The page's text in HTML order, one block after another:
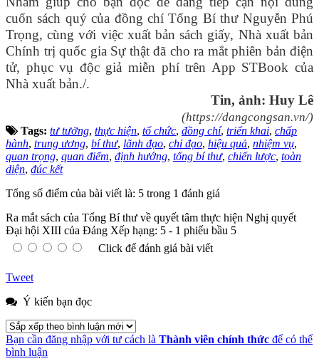
cuốn sách quý của đồng chí Tổng Bí thư Nguyễn Phú
Trọng, cùng với việc xuất bản sách giấy, Nhà xuất bản
Chính trị quốc gia Sự thật đã cho ra mắt phiên bản điện
tử, phục vụ độc giả miễn phí trên App STBook của
Nhà xuất bản./.
Tin, ảnh: Huy Lê
(https://dangcongsan.vn/)
Tags: tư tưởng, thực hiện, tổ chức, đồng chí, triển khai, chấp
hành, trung ương, bí thư, lãnh đạo, chỉ đạo, hiệu quả, nhiệm vụ,
quan trọng, quan điểm, định hướng, tổng bí thư, chiến lược, toàn
diện, đúc kết
Tổng số điểm của bài viết là: 5 trong 1 đánh giá
Ra mắt sách của Tổng Bí thư về quyết tâm thực hiện Nghị quyết
Đại hội XIII của Đảng Xếp hạng: 5 - 1 phiếu bầu 5
Click để đánh giá bài viết
Tweet
Ý kiến bạn đọc
Bạn cần đăng nhập với tư cách là Thành viên chính thức để có thể
bình luận